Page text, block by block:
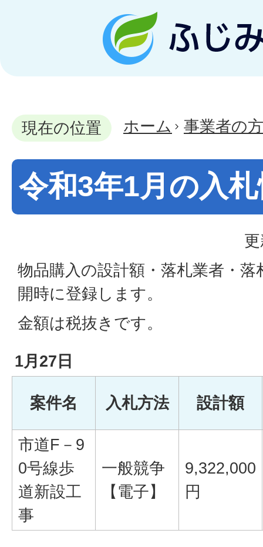
現在の位置 ホーム 事業者の
令和3年1月の入
物品購入の設計額・落札業者・
開時に登録します。
金額は税抜きです。
1月27日
案件名 入札方法 設計額
市道F－9
0号線歩
道新設工
事
一般競争
【電子】
9,322,000
円